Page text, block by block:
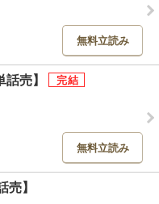
無料立読み
売】
無料立読み
売】